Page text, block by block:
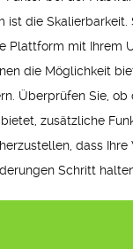
die Skalierbarkeit.
Plattform mit Ihrem
die Möglichkeit
Überprüfen Sie,
zusätzliche
dass
Schritt